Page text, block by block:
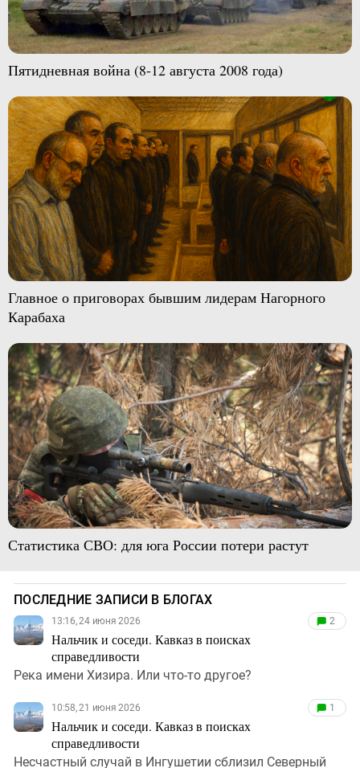
Пятидневная война (8-12 августа 2008 года)
Главное о приговорах бывшим лидерам Нагорного
Карабаха
Статистика СВО: для юга России потери растут
ПОСЛЕДНИЕ ЗАПИСИ В БЛОГАХ
13:16, 24 июня 2026
Нальчик и соседи. Кавказ в поисках
справедливости
2
Река имени Хизира. Или что-то другое?
10:58, 21 июня 2026
Нальчик и соседи. Кавказ в поисках
справедливости
1
Несчастный случай в Ингушетии сблизил Северный